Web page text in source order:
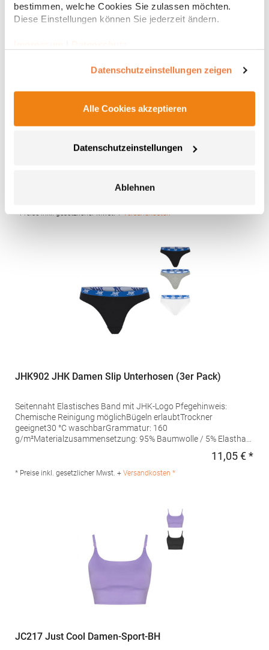
bestimmen, welche Cookies Sie zulassen möchten.
Diese Einstellungen können Sie jederzeit ändern.
Datenschutzeinstellungen zeigen
Alle Cookies akzeptieren
Datenschutzeinstellungen
Ablehnen
JC017 Just Cool Damen Sport-Bra mit U-Ausschnitt
CoolFit-Mischgewebe von AWDis mit Elasthan für hohen
Ausschnitt und Armlöchern Einfach abnehmbares Label
* Preise inkl. gesetzlicher Mwst. +Versandkosten *
JHK902 JHK Damen Slip Unterhosen (3er Pack)
Seitennaht Elastisches Band mit JHK-Logo Pfegehinweis:
Chemische Reinigung möglichBügeln erlaubtTrockner
geeignet30 °C waschbarGrammatur: 160
g/m²Materialzusammensetzung: 95% Baumwolle / 5% Elasthan
Bund: 53% Nylon / 27% Elasthan / 20% PolyesterAngaben zur
Produktsicherheit: Herst.-Nr.: UNBRIEFSHersteller: JHK Central
11,05 € *
* Preise inkl. gesetzlicher Mwst. + Versandkosten *
JC217 Just Cool Damen-Sport-BH